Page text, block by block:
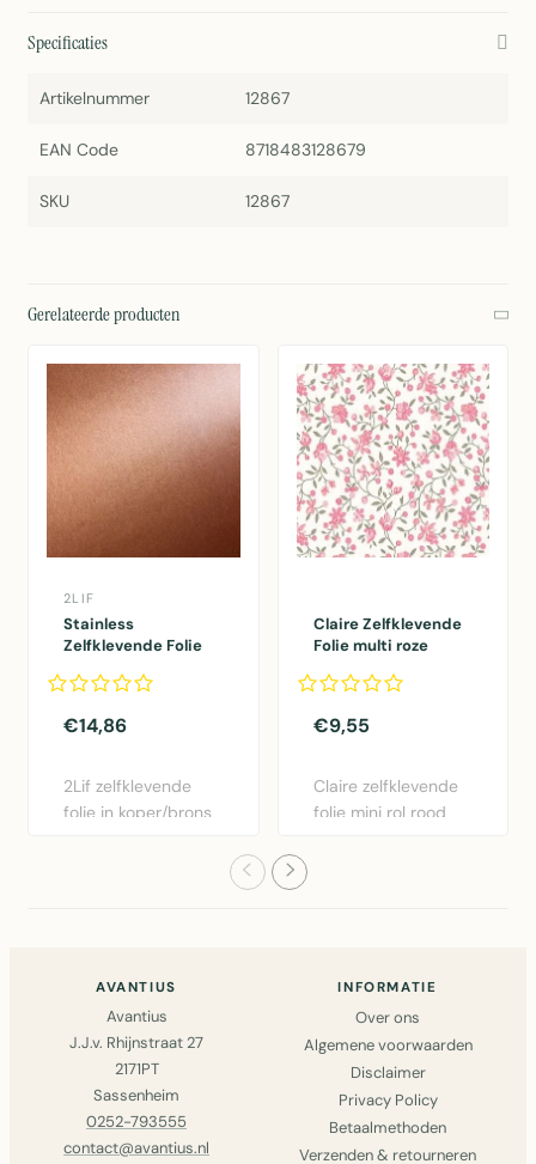
Specificaties
Artikelnummer 12867
EAN Code 8718483128679
SKU 12867
Gerelateerde producten
2LIF
Stainless
Zelfklevende Folie
45cmx1,5mtr
€14,86
2Lif zelfklevende
folie in koper/brons
Claire Zelfklevende
Folie multi roze
€9,55
Claire zelfklevende
folie mini rol rood
AVANTIUS
Avantius
J.J.v. Rhijnstraat 27
2171PT
Sassenheim
0252-793555
contact@avantius.nl
INFORMATIE
Over ons
Algemene voorwaarden
Disclaimer
Privacy Policy
Betaalmethoden
Verzenden & retourneren